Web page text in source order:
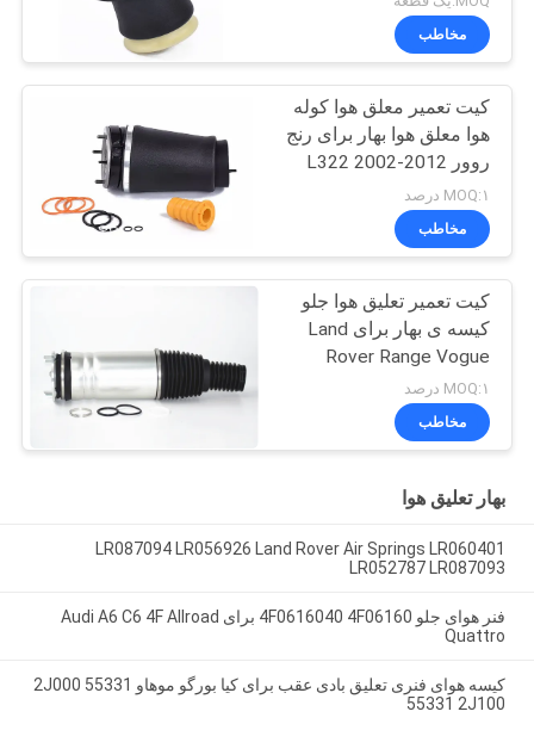
مخاطب
کیت تعمیر معلق هوا کوله
هوا معلق هوا بهار برای رنج
روور L322 2002-2012
OE RNB000740
RNB000750
MOQ:۱ درصد
مخاطب
کیت تعمیر تعلیق هوا جلو
کیسه ی بهار برای Land
Rover Range Vogue
L405 LR056926
LR056924 LR060399
LR060401 22271123
MOQ:۱ درصد
مخاطب
بهار تعلیق هوا
LR087094 LR056926 Land Rover Air Springs LR060401
LR052787 LR087093
فنر هوای جلو 4F0616040 4F06160 برای Audi A6 C6 4F Allroad
Quattro
کیسه هوای فنری تعلیق بادی عقب برای کیا بورگو موهاو 55331 2J000
55331 2J100